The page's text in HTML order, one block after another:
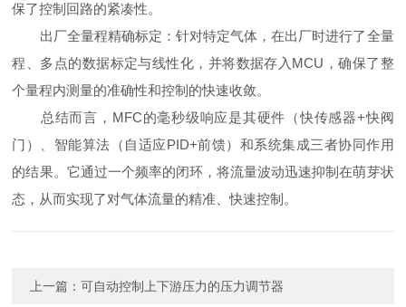
保了控制回路的紧凑性。
出厂全量程精确标定：针对特定气体，在出厂时进行了全量
程、多点的数据标定与线性化，并将数据存入MCU，确保了整
个量程内测量的准确性和控制的快速收敛。
总结而言，MFC的毫秒级响应是其硬件（快传感器+快阀
门）、智能算法（自适应PID+前馈）和系统集成三者协同作用
的结果。它通过一个频率的闭环，将流量波动迅速抑制在萌芽状
态，从而实现了对气体流量的精准、快速控制。
上一篇：可自动控制上下游压力的压力调节器